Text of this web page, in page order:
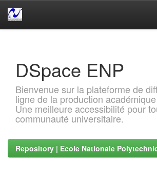
DSpace ENP
Bienvenue sur la plateforme de
ligne de la production
Une meilleure accessibilité pour
communauté universitaire.
Repository | Ecole Nationale